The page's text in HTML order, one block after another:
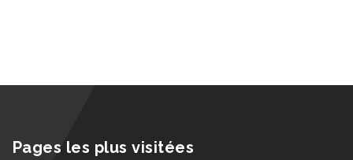
Pages les plus visitées